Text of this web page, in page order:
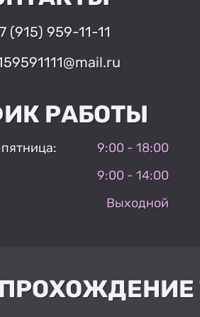
(915) 959-11-11
РАБОТЫ
9:00 - 18:00
9:00 - 14:00
Выходной